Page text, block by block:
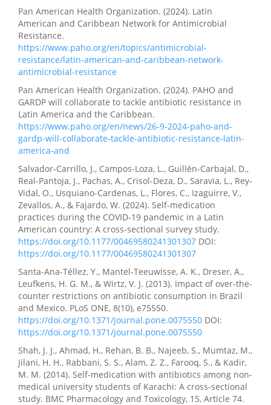
Pan American Health Organization. (2024). Latin
American and Caribbean Network for Antimicrobial
Resistance.
https://www.paho.org/en/topics/antimicrobial-
resistance/latin-american-and-caribbean-network-
antimicrobial-resistance
Pan American Health Organization. (2024). PAHO and
GARDP will collaborate to tackle antibiotic resistance in
Latin America and the Caribbean.
https://www.paho.org/en/news/26-9-2024-paho-and-
gardp-will-collaborate-tackle-antibiotic-resistance-latin-
america-and
Salvador-Carrillo, J., Campos-Loza, L., Guillén-Carbajal, D.,
Real-Pantoja, J., Pachas, A., Crisol-Deza, D., Saravia, L., Rey-
Vidal, O., Usquiano-Cardenas, L., Flores, C., Izaguirre, V.,
Zevallos, A., & Fajardo, W. (2024). Self-medication
practices during the COVID-19 pandemic in a Latin
American country: A cross-sectional survey study.
https://doi.org/10.1177/00469580241301307 DOI:
https://doi.org/10.1177/00469580241301307
Santa-Ana-Téllez, Y., Mantel-Teeuwisse, A. K., Dreser, A.,
Leufkens, H. G. M., & Wirtz, V. J. (2013). Impact of over-the-
counter restrictions on antibiotic consumption in Brazil
and Mexico. PLoS ONE, 8(10), e75550.
https://doi.org/10.1371/journal.pone.0075550 DOI:
https://doi.org/10.1371/journal.pone.0075550
Shah, J. J., Ahmad, H., Rehan, B. B., Najeeb, S., Mumtaz, M.,
Jilani, H. H., Rabbani, S. S., Alam, Z. Z., Farooq, S., & Kadir,
M. M. (2014). Self-medication with antibiotics among non-
medical university students of Karachi: A cross-sectional
study. BMC Pharmacology and Toxicology, 15, Article 74.